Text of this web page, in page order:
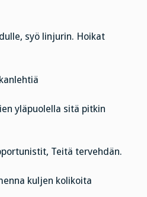
syö linjurin. Hoikat
yläpuolella sitä pitkin
Teitä tervehdän.
kuljen kolikoita